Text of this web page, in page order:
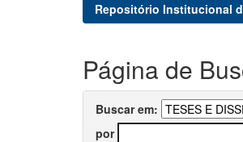
Repositório Institucional
Página de
Buscar em:
por